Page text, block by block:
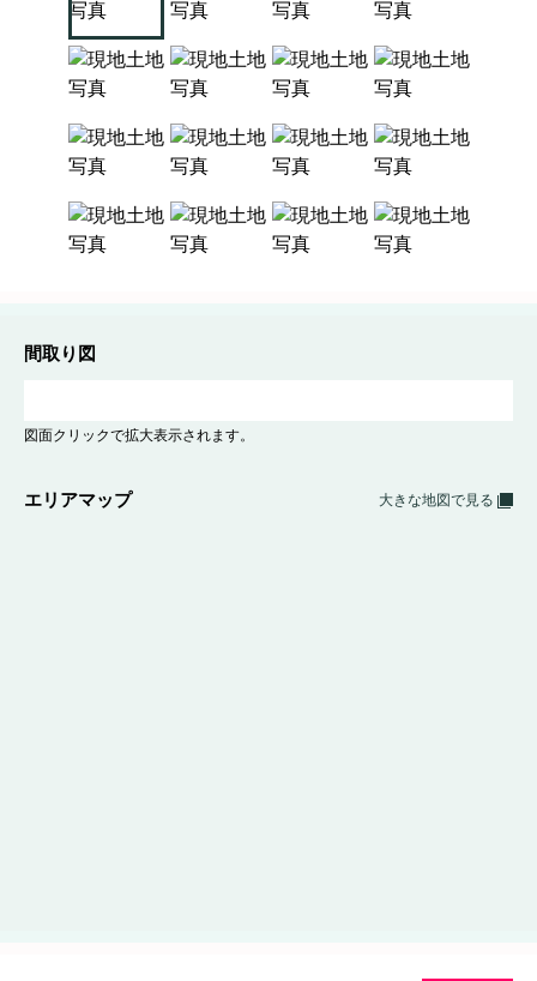
間取り図
図面クリックで拡大表示されます。
エリアマップ 大きな地図で見る